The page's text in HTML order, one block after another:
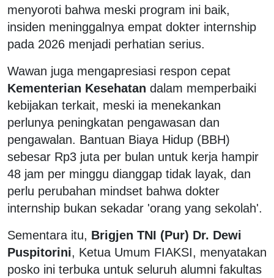
menyoroti bahwa meski program ini baik,
insiden meninggalnya empat dokter internship
pada 2026 menjadi perhatian serius.
Wawan juga mengapresiasi respon cepat
Kementerian Kesehatan dalam memperbaiki
kebijakan terkait, meski ia menekankan
perlunya peningkatan pengawasan dan
pengawalan. Bantuan Biaya Hidup (BBH)
sebesar Rp3 juta per bulan untuk kerja hampir
48 jam per minggu dianggap tidak layak, dan
perlu perubahan mindset bahwa dokter
internship bukan sekadar 'orang yang sekolah'.
Sementara itu, Brigjen TNI (Pur) Dr. Dewi
Puspitorini, Ketua Umum FIAKSI, menyatakan
posko ini terbuka untuk seluruh alumni fakultas